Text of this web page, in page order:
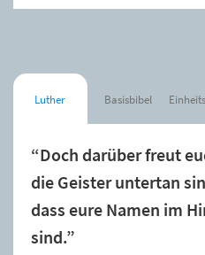
Luther Basisbibel
“Doch darüber freut
die Geister untertan
dass eure Namen im
sind.”